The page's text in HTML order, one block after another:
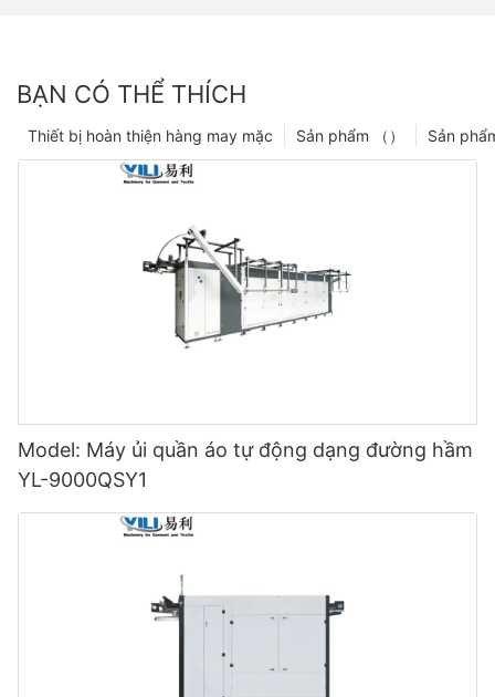
BẠN CÓ THỂ THÍCH
Sản
Sản phẩm （）
Thiết bị hoàn thiện hàng may mặc
Model: Máy ủi quần áo tự động dạng đường hầm
YL-9000QSY1